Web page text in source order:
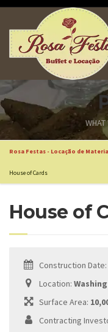
WHAT
Rosa Festas - Locação de
House of Cards
House of
Construction Date:
Location:
Surface Area:
Contracting